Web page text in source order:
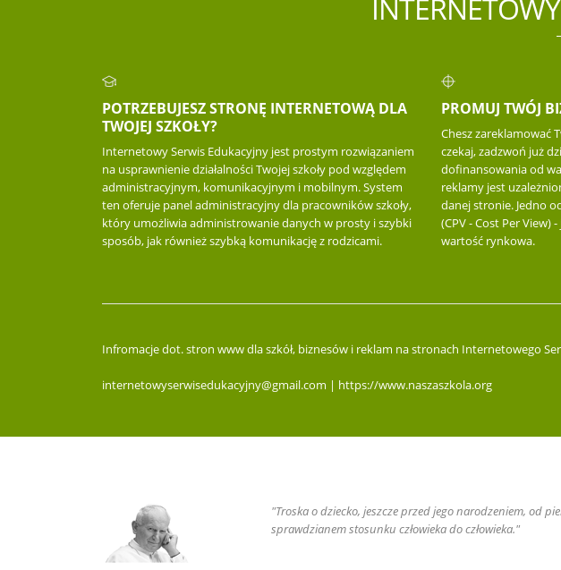
POTRZEBUJESZ STRONĘ INTERNETOWĄ DLA
TWOJEJ SZKOŁY?
Internetowy Serwis Edukacyjny jest prostym rozwiązaniem
na usprawnienie działalności Twojej szkoły pod względem
administracyjnym, komunikacyjnym i mobilnym. System
ten oferuje panel administracyjny dla pracowników szkoły,
który umożliwia administrowanie danych w prosty i szybki
sposób, jak również szybką komunikację z rodzicami.
PROMUJ TWÓJ
Chesz zareklamować
czekaj, zadzwoń już
dofinansowania od
reklamy jest
danej stronie. Jedno
(CPV - Cost Per View)
wartość rynkowa.
Infromacje dot. stron www dla szkół, biznesów i reklam na stronach Internetowego
internetowyserwisedukacyjny@gmail.com | https://www.naszaszkola.org
"Troska o dziecko, jeszcze przed jego narodzeniem, od
sprawdzianem stosunku człowieka do człowieka."